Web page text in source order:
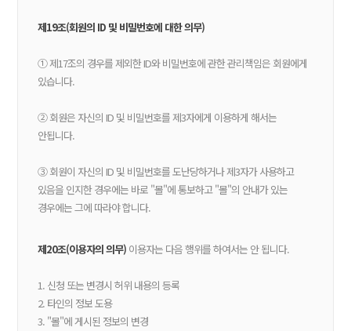
제19조(회원의 ID 및 비밀번호에 대한 의무)
① 제17조의 경우를 제외한 ID와 비밀번호에 관한 관리책임은 회원에게
있습니다.
② 회원은 자신의 ID 및 비밀번호를 제3자에게 이용하게 해서는
안됩니다.
③ 회원이 자신의 ID 및 비밀번호를 도난당하거나 제3자가 사용하고
있음을 인지한 경우에는 바로 "몰"에 통보하고 "몰"의 안내가 있는
경우에는 그에 따라야 합니다.
제20조(이용자의 의무) 이용자는 다음 행위를 하여서는 안 됩니다.
1. 신청 또는 변경시 허위 내용의 등록
2. 타인의 정보 도용
3. "몰"에 게시된 정보의 변경